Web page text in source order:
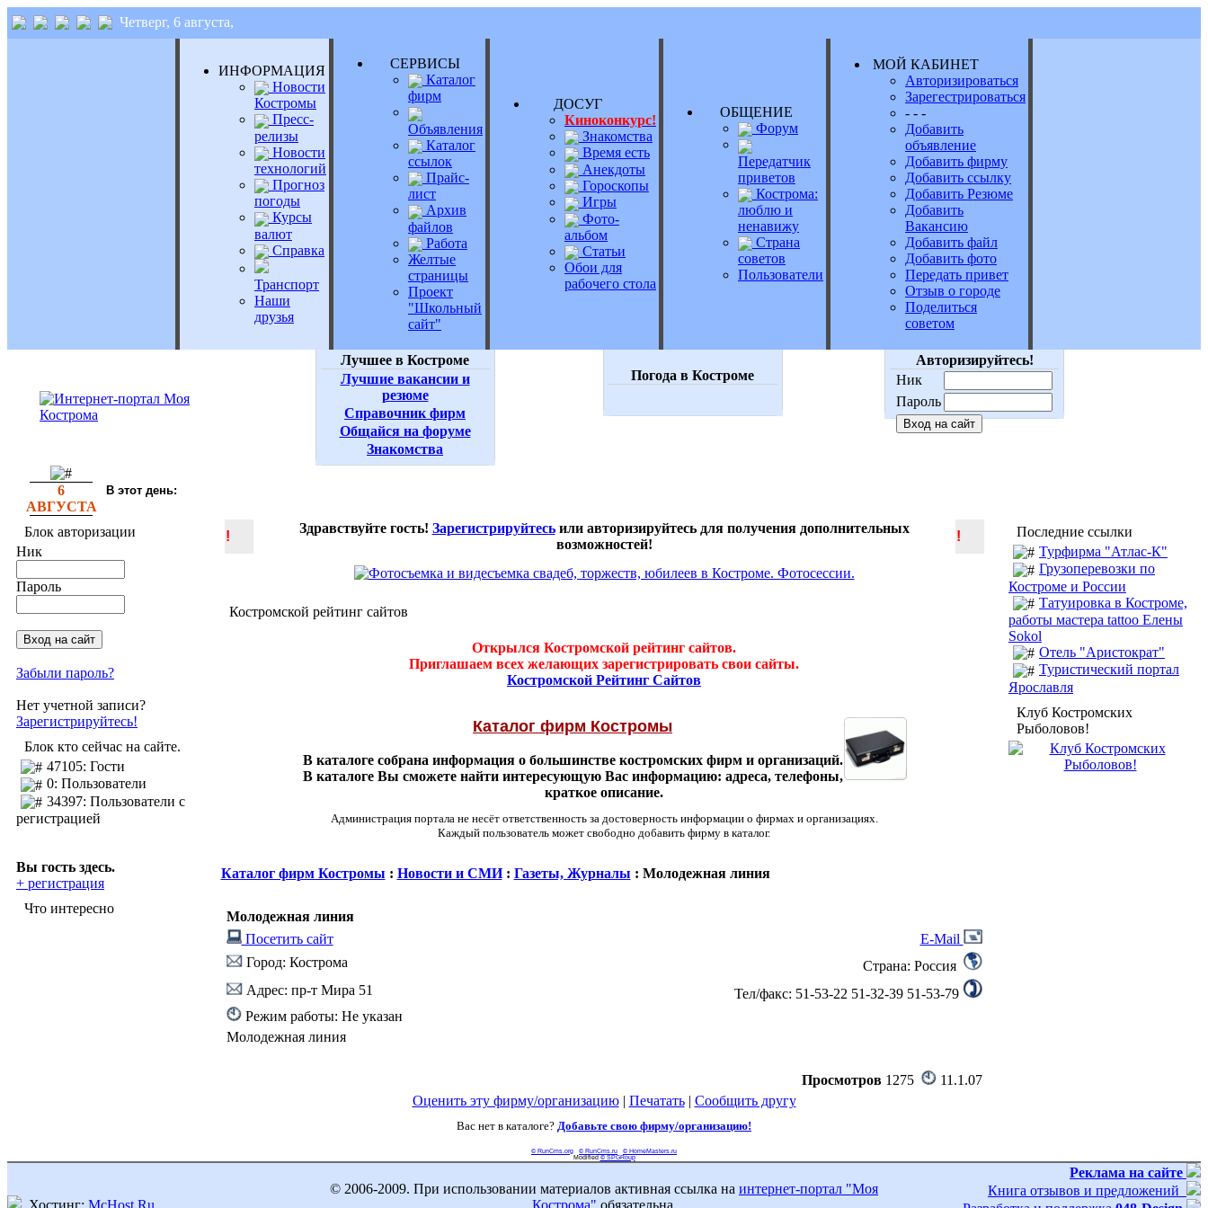
Четверг, 6 августа,
ИНФОРМАЦИЯ
Новости
Костромы
Пресс-
релизы
Новости
технологий
Прогноз
погоды
Курсы
валют
Справка
Транспорт
Наши
друзья
СЕРВИСЫ
Каталог
фирм
Объявления
Каталог
ссылок
Прайс-
лист
Архив
файлов
Работа
Желтые
страницы
Проект
"Школьный
сайт"
ДОСУГ
Киноконкурс!
Знакомства
Время есть
Анекдоты
Гороскопы
Игры
Фото-
альбом
Статьи
Обои для
рабочего стола
ОБЩЕНИЕ
Форум
Передатчик
приветов
Кострома:
люблю и
ненавижу
Страна
советов
Пользователи
МОЙ КАБИНЕТ
Авторизироваться
Зарегестрироваться
- - -
Добавить
объявление
Добавить фирму
Добавить ссылку
Добавить Резюме
Добавить
Вакансию
Добавить файл
Добавить фото
Передать привет
Отзыв о городе
Поделиться
советом
Лучшее в Костроме
Лучшие вакансии и
резюме
Справочник фирм
Общайся на форуме
Знакомства
Погода в Костроме
Авторизируйтесь!
Ник
Пароль
6
АВГУСТА
В этот день:
Блок авторизации
Ник
Пароль
Забыли пароль?
Нет учетной записи?
Зарегистрируйтесь!
Блок кто сейчас на сайте.
47105: Гости
0: Пользователи
34397: Пользователи с
регистрацией
Вы гость здесь.
+ регистрация
Что интересно
!
Здравствуйте гость! Зарегистрируйтесьили авторизируйтесь для получения дополнительных
возможностей!
!
Костромской рейтинг сайтов
Открылся Костромской рейтинг сайтов.
Приглашаем всех желающих зарегистрировать свои сайты.
Костромской Рейтинг Сайтов
Каталог фирм Костромы
В каталоге собрана информация о большинстве костромских фирм и организаций.
В каталоге Вы сможете найти интересующую Вас информацию: адреса, телефоны,
краткое описание.
Администрация портала не несёт ответственность за достоверность информации о фирмах и организациях.
Каждый пользователь может свободно добавить фирму в каталог.
Каталог фирм Костромы : Новости и СМИ: Газеты, Журналы : Молодежная линия
Молодежная линия
Посетить сайт
E-Mail
Город: Кострома
Страна: Россия
Адрес: пр-т Мира 51
Тел/факс: 51-53-22 51-32-39 51-53-79
Режим работы: Не указан
Молодежная линия
Просмотров1275
11.1.07
Оценить эту фирму/организацию| Печатать| Сообщить другу
Вас нет в каталоге? Добавьте свою фирму/организацию!
© RunCms.org © RunCms.ru
© HomeMasters.ru
Modified © SPGRoup
Последние ссылки
Турфирма "Атлас-К"
Грузоперевозки по
Костроме и России
Татуировка в Костроме,
работы мастера tattoo Елены
Sokol
Отель "Аристократ"
Туристический портал
Ярославля
Клуб Костромских
Рыболовов!
Хостинг: McHost.Ru
© 2006-2009. При использовании материалов активная ссылка на интернет-портал "Моя
Кострома" обязательна.
Реклама на сайте
Книга отзывов и предложений